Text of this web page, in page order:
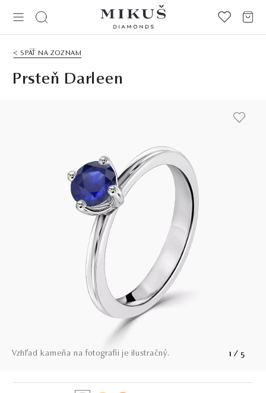
< SPÄŤ NA ZOZNAM
Prsteň Darleen
Vzhľad kameňa na fotografii je ilustračný. 1 / 5